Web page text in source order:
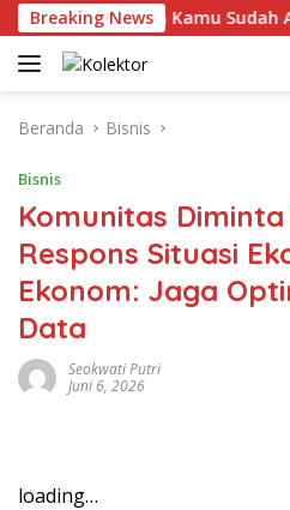
Langsung
ke
konten
Breaking News
Apakah Kamu Sudah
Beranda Bisnis
Bisnis
Komunitas Diminta
Respons Situasi
Ekonom: Jaga
Data
Seokwati Putri
Juni 6, 2026
loading…